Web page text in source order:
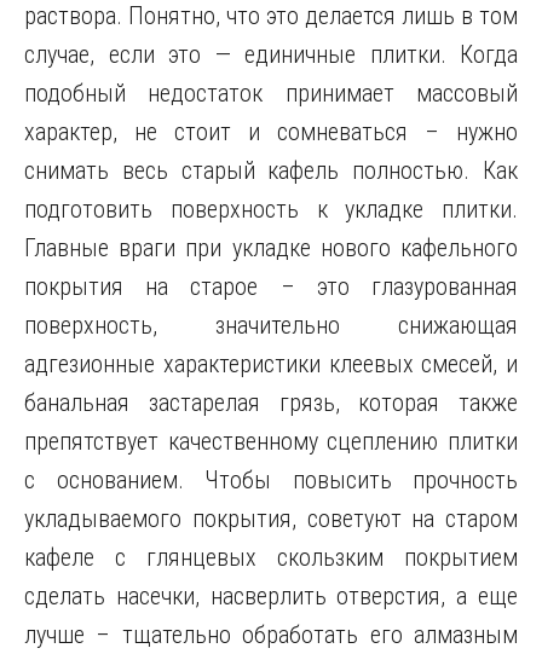
раствора. Понятно, что это делается лишь в том
случае, если это — единичные плитки. Когда
подобный недостаток принимает массовый
характер, не стоит и сомневаться – нужно
снимать весь старый кафель полностью. Как
подготовить поверхность к укладке плитки.
Главные враги при укладке нового кафельного
покрытия на старое – это глазурованная
поверхность, значительно снижающая
адгезионные характеристики клеевых смесей, и
банальная застарелая грязь, которая также
препятствует качественному сцеплению плитки
с основанием. Чтобы повысить прочность
укладываемого покрытия, советуют на старом
кафеле с глянцевых скользким покрытием
сделать насечки, насверлить отверстия, а еще
лучше – тщательно обработать его алмазным